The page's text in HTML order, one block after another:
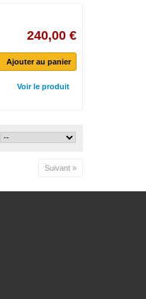
240,00 €
Ajouter au panier
Voir le produit
Suivant »